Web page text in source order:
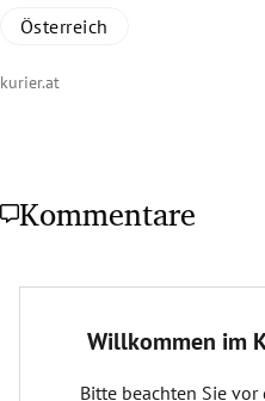
Österreich
kurier.at
Kommentare